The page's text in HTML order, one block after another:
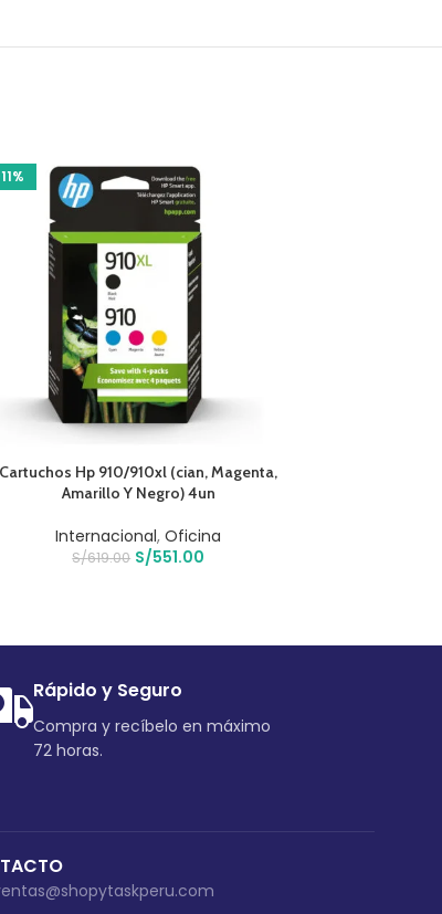
AL CARRITO
Cartuchos Hp 910/910xl (cian, Magenta,
Amarillo Y Negro) 4un
Internacional,Oficina
S/619.00 S/551.00
Rápido y Seguro
Compra y recíbelo en máximo
72 horas.